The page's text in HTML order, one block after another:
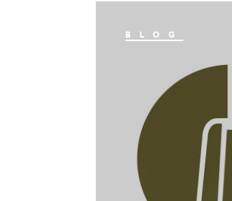
BLOG